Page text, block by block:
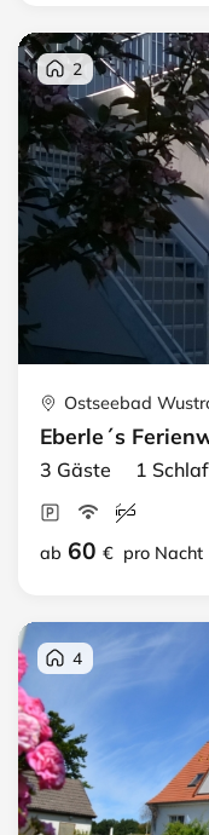
2
Ostseebad
3 Gäste 1
ab 60 € pro Nacht
4